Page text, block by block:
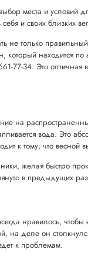
места и условий
и своих близких
не только
который находится
77-34. Это отличная
на
вода. Это
к тому, что
желая быстро
в предыдущих
нравилось,
на деле он
к проблемам.